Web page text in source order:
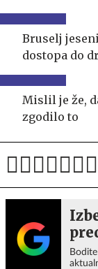
Bruselj
dostopa do
Mislil je že,
zgodilo to